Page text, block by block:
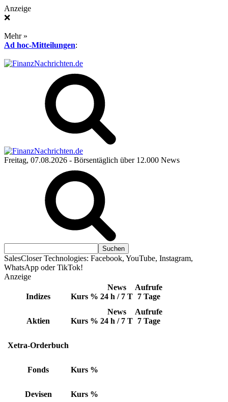
Anzeige
❌
Mehr »
Ad hoc-Mitteilungen:
Freitag, 07.08.2026 - Börsentäglich über 12.000 News
SalesCloser Technologies: Facebook, YouTube, Instagram,
WhatsApp oder TikTok!
Anzeige
Indizes Kurs %
News
24 h / 7 T
Aufrufe
7 Tage
Aktien Kurs %
News
24 h / 7 T
Aufrufe
7 Tage
Xetra-Orderbuch
Fonds Kurs %
Devisen Kurs %